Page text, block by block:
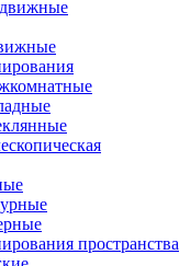
пространства